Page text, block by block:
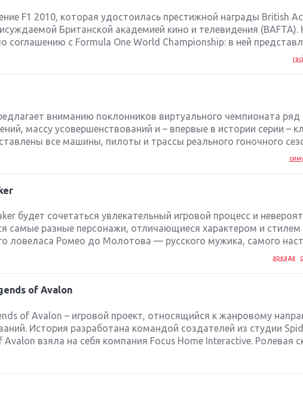
F1 2010, которая удостоилась престижной награды British
Британской академией кино и телевидения (BAFTA).
соглашению с Formula One World Championship: в ней
вниманию поклонников виртуального чемпионата ряд
массу усовершенствований и – впервые в истории серии –
все машины, пилоты и трассы реального гоночного
будет сочетаться увлекательный игровой процесс и
самые разные персонажи, отличающиеся характером и
ловеласа Ромео до Молотова — русского мужика, самого
аркада
of Avalon
of Avalon – игровой проект, относящийся к жанровому
История разработана командой создателей из студии
Avalon взяла на себя компания Focus Home Interactive. Ролевая